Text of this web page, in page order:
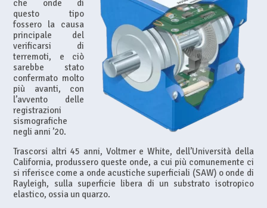
che onde di
questo tipo
fossero la causa
principale del
verificarsi di
terremoti, e ciò
sarebbe stato
confermato molto
più avanti, con
l’avvento delle
registrazioni
sismografiche
negli anni ’20.
Trascorsi altri 45 anni, Voltmer e White, dell’Università della
California, produssero queste onde, a cui più comunemente ci
si riferisce come a onde acustiche superficiali (SAW) o onde di
Rayleigh, sulla superficie libera di un substrato isotropico
elastico, ossia un quarzo.